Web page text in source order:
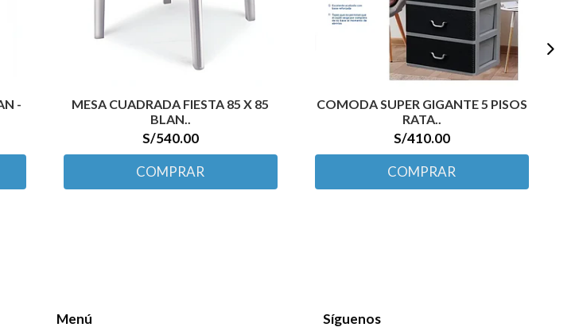
-
MESA CUADRADA FIESTA 85 X 85
BLAN..
S/540.00
COMPRAR
COMODA SUPER GIGANTE 5 PISOS
RATA..
S/410.00
COMPRAR
Menú Síguenos